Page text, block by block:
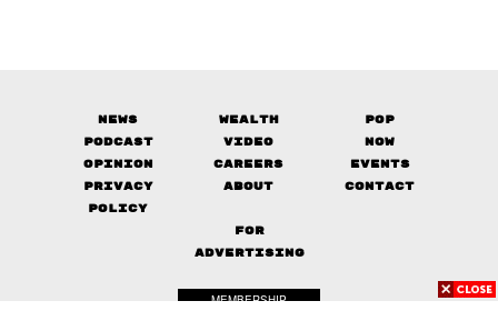
News Wealth
Pop
Podcast
Video
Now
Opinion
Careers
Events
Privacy
Policy
About Contact
FOR
ADVERTISING
MEMBERSHIP